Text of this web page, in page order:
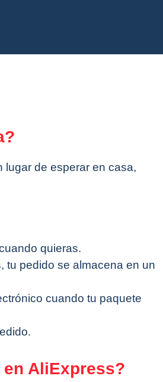
lugar de esperar en casa,
quieras.
tu pedido se almacena en un
cuando tu paquete
AliExpress?